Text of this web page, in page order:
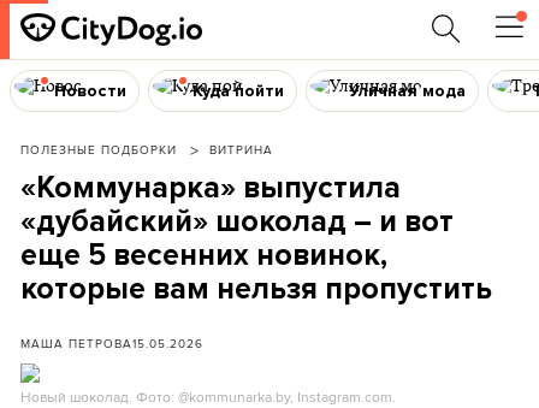
Новости Куда пойти Уличная мода
ПОЛЕЗНЫЕ ПОДБОРКИ ВИТРИНА
«Коммунарка» выпустила
«дубайский» шоколад – и вот
еще 5 весенних новинок,
которые вам нельзя пропустить
МАША ПЕТРОВА15.05.2026
Новый шоколад. Фото: @kommunarka.by, Instagram.com.